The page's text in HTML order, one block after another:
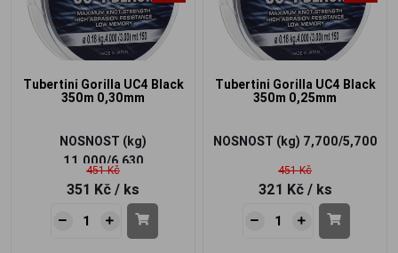
Tubertini Gorilla UC4 Black
350m 0,30mm
NOSNOST (kg)
11,000/6,630
451 Kč
351 Kč / ks
Tubertini Gorilla UC4 Black
350m 0,25mm
NOSNOST (kg) 7,700/5,700
451 Kč
321 Kč / ks